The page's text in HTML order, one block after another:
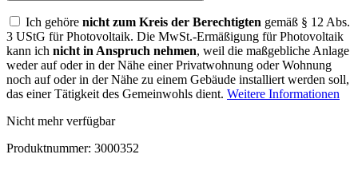
Ich gehöre nicht zum Kreis der Berechtigten gemäß § 12 Abs.
3 UStG für Photovoltaik. Die MwSt.-Ermäßigung für Photovoltaik
kann ich nicht in Anspruch nehmen, weil die maßgebliche Anlage
weder auf oder in der Nähe einer Privatwohnung oder Wohnung
noch auf oder in der Nähe zu einem Gebäude installiert werden soll,
das einer Tätigkeit des Gemeinwohls dient. Weitere Informationen
Nicht mehr verfügbar
Produktnummer: 3000352